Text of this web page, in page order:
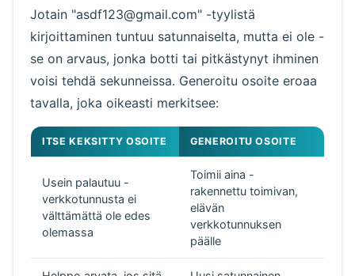
Jotain "asdf123@gmail.com" -tyylistä
kirjoittaminen tuntuu satunnaiselta, mutta ei ole -
se on arvaus, jonka botti tai pitkästynyt ihminen
voisi tehdä sekunneissa. Generoitu osoite eroaa
tavalla, joka oikeasti merkitsee:
ITSE KEKSITTY OSOITE GENEROITU OSOITE
Usein palautuu -
verkkotunnusta ei
välttämättä ole edes
olemassa
Toimii aina -
rakennettu toimivan,
elävän
verkkotunnuksen
päälle